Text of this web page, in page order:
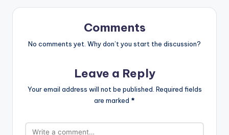
Comments
No comments yet. Why don’t you start the discussion?
Leave a Reply
Your email address will not be published. Required fields
are marked *